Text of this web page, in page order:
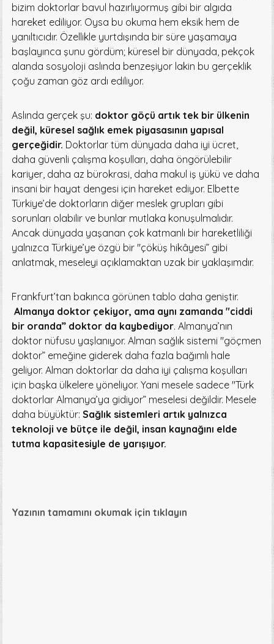
bizim doktorlar bavul hazırlıyormuş gibi bir algıda
hareket ediliyor. Oysa bu okuma hem eksik hem de
yanıltıcıdır. Özellikle yurtdışında bir süre yaşamaya
başlayınca şunu gördüm; küresel bir dünyada, pekçok
alanda sosyoloji aslında benzeşiyor lakin bu gerçeklik
çoğu zaman göz ardı ediliyor.
Aslında gerçek şu: doktor göçü artık tek bir ülkenin
değil, küresel sağlık emek piyasasının yapısal
gerçeğidir. Doktorlar tüm dünyada daha iyi ücret,
daha güvenli çalışma koşulları, daha öngörülebilir
kariyer, daha az bürokrasi, daha makul iş yükü ve daha
insani bir hayat dengesi için hareket ediyor. Elbette
Türkiye’de doktorların diğer meslek grupları gibi
sorunları olabilir ve bunlar mutlaka konuşulmalıdır.
Ancak dünyada yaşanan çok katmanlı bir hareketliliği
yalnızca Türkiye’ye özgü bir "çöküş hikâyesi” gibi
anlatmak, meseleyi açıklamaktan uzak bir yaklaşımdır.
Frankfurt’tan bakınca görünen tablo daha geniştir.
Almanya doktor çekiyor, ama aynı zamanda "ciddi
bir oranda” doktor da kaybediyor. Almanya’nın
doktor nüfusu yaşlanıyor. Alman sağlık sistemi "göçmen
doktor” emeğine giderek daha fazla bağımlı hale
geliyor. Alman doktorlar da daha iyi çalışma koşulları
için başka ülkelere yöneliyor. Yani mesele sadece "Türk
doktorlar Almanya’ya gidiyor” meselesi değildir. Mesele
daha büyüktür: Sağlık sistemleri artık yalnızca
teknoloji ve bütçe ile değil, insan kaynağını elde
tutma kapasitesiyle de yarışıyor.
Yazının tamamını okumak için tıklayın